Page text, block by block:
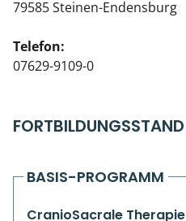
79585 Steinen-Endensburg
Telefon:
07629-9109-0
FORTBILDUNGSSTAND
BASIS-PROGRAMM
CranioSacrale Therapie
Live Online-Kurse